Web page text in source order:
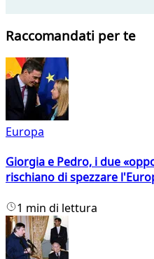
Raccomandati per te
Europa
Giorgia e Pedro, i due
rischiano di spezzare
1 min di lettura